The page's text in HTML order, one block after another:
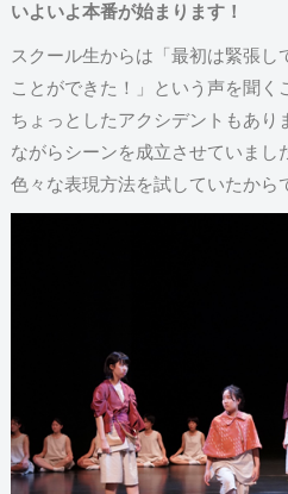
いよいよ本番が始まります！
スクール生からは「最初は緊張し
ことができた！」という声を聞く
ちょっとしたアクシデントもあり
ながらシーンを成立させていまし
色々な表現方法を試していたから